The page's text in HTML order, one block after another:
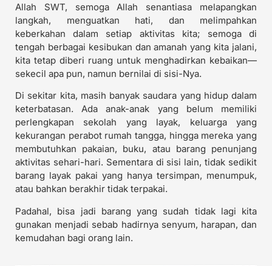
Allah SWT, semoga Allah senantiasa melapangkan
langkah, menguatkan hati, dan melimpahkan
keberkahan dalam setiap aktivitas kita; semoga di
tengah berbagai kesibukan dan amanah yang kita jalani,
kita tetap diberi ruang untuk menghadirkan kebaikan—
sekecil apa pun, namun bernilai di sisi-Nya.
Di sekitar kita, masih banyak saudara yang hidup dalam
keterbatasan. Ada anak-anak yang belum memiliki
perlengkapan sekolah yang layak, keluarga yang
kekurangan perabot rumah tangga, hingga mereka yang
membutuhkan pakaian, buku, atau barang penunjang
aktivitas sehari-hari. Sementara di sisi lain, tidak sedikit
barang layak pakai yang hanya tersimpan, menumpuk,
atau bahkan berakhir tidak terpakai.
Padahal, bisa jadi barang yang sudah tidak lagi kita
gunakan menjadi sebab hadirnya senyum, harapan, dan
kemudahan bagi orang lain.